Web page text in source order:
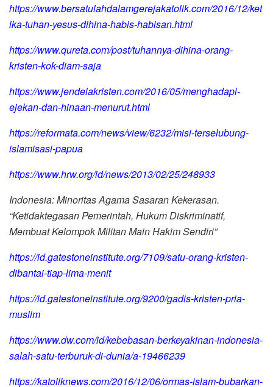
https://www.bersatulahdalamgerejakatolik.com/2016/12/ket
ika-tuhan-yesus-dihina-habis-habisan.html
https://www.qureta.com/post/tuhannya-dihina-orang-
kristen-kok-diam-saja
https://www.jendelakristen.com/2016/05/menghadapi-
ejekan-dan-hinaan-menurut.html
https://reformata.com/news/view/6232/misi-terselubung-
islamisasi-papua
https://www.hrw.org/id/news/2013/02/25/248933
Indonesia: Minoritas Agama Sasaran Kekerasan.
“Ketidaktegasan Pemerintah, Hukum Diskriminatif,
Membuat Kelompok Militan Main Hakim Sendiri”
https://id.gatestoneinstitute.org/7109/satu-orang-kristen-
dibantai-tiap-lima-menit
https://id.gatestoneinstitute.org/9200/gadis-kristen-pria-
muslim
https://www.dw.com/id/kebebasan-berkeyakinan-indonesia-
salah-satu-terburuk-di-dunia/a-19466239
https://katoliknews.com/2016/12/06/ormas-islam-bubarkan-